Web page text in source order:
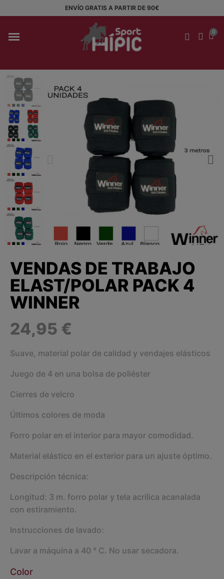
ENVÍO GRATIS A PARTIR DE 90€
VENDAS DE TRABAJO
ELAST/POLAR PACK 4
WINNER
24,95 €
Suave, material polar de calidad y vendajes elásticos
Juego de 4 en una bolsa de poliéster
Cierres de velcro
Últimos colores de moda
Forro polar en el interior para mayor comodidad.
Material elástico en el exterior para un ajuste óptimo.
Descripción técnica:
Longitud: 3 m. forro polar y tela acrílica acanalada
con estiramiento.
Instrucciones de lavado:
Lavar a máquina a 40 ° C. No usar secadora.
Color